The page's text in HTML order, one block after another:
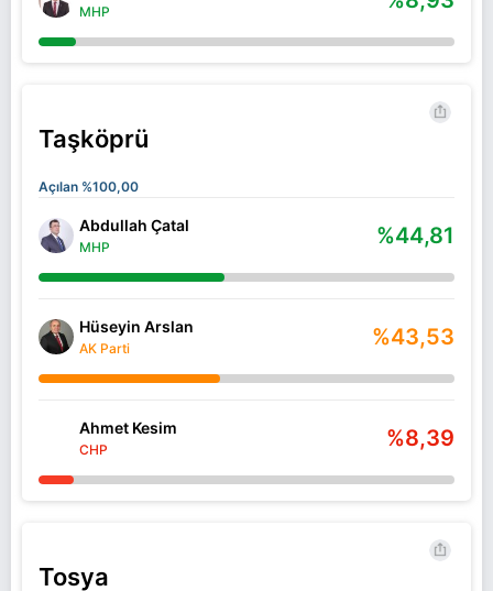
MHP
Taşköprü
Açılan %100,00
Abdullah Çatal
MHP %44,81
Hüseyin Arslan
AK Parti %43,53
Ahmet Kesim
CHP %8,39
Tosya